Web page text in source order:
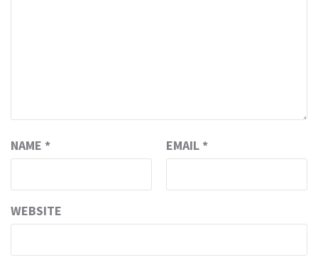
NAME * EMAIL *
WEBSITE